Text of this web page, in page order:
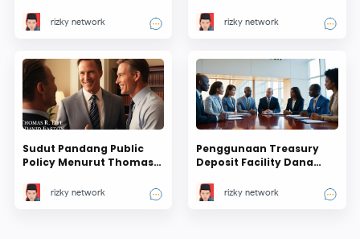
Kemandirian Fiskal
Daerah: Studi PAD Kota
2024
rizky network
Penggunaannya: antara
fleksibilitas dan
rizky network
Sudut Pandang Public
Policy Menurut Thomas
Easton : Pendekatan
Empiris atau Teoritis !
rizky network
Penggunaan Treasury
Deposit Facility Dana
Kesejahteraan Daerah
rizky network